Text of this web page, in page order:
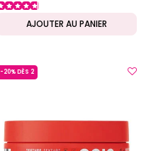
AJOUTER AU PANIER
-20% DÈS 2